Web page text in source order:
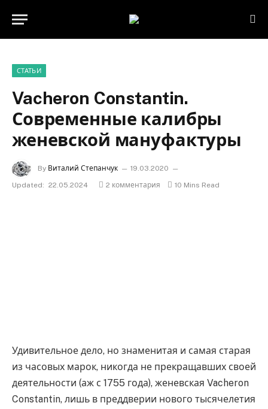
СТАТЬИ
Vacheron Constantin.
Современные калибры
женевской мануфактуры
By Виталий Степанчук
19.03.2020
Updated: 22.05.2024 2 комментария 10 Mins Read
Удивительное дело, но знаменитая и самая старая
из часовых марок, никогда не прекращавших своей
деятельности (аж с 1755 года), женевская Vacheron
Constantin, лишь в преддверии нового тысячелетия